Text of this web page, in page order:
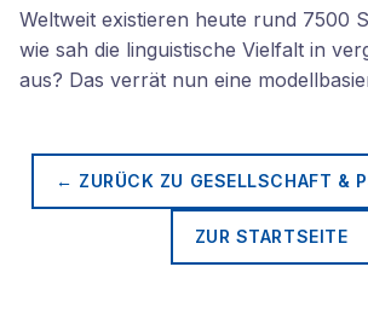
Weltweit existieren heute rund 7500
wie sah die linguistische Vielfalt in
aus? Das verrät nun eine
← ZURÜCK ZU GESELLSCHAFT &
ZUR STARTSEITE